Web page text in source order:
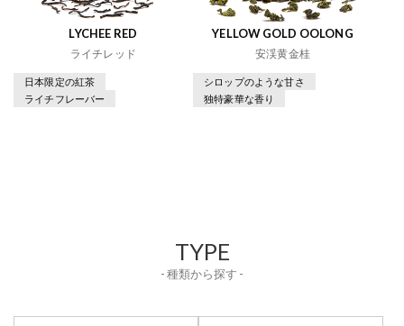
LYCHEE RED
ライチレッド
日本限定の紅茶
ライチフレーバー
YELLOW GOLD OOLONG
安渓黄金桂
シロップのような甘さ
独特豪華な香り
TYPE
- 種類から探す -